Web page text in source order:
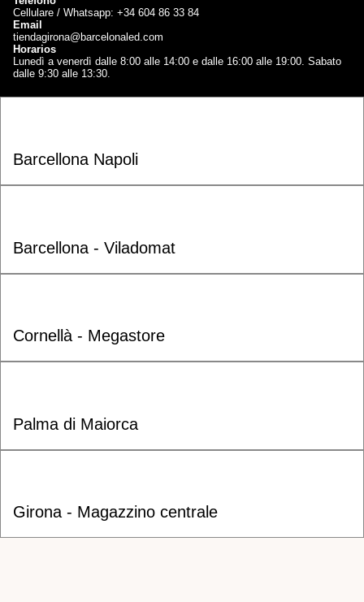
Cellulare / Whatsapp: +34 604 86 33 84
Email
tiendagirona@barcelonaled.com
Horarios
Lunedì a venerdì dalle 8:00 alle 14:00 e dalle 16:00 alle 19:00. Sabato
dalle 9:30 alle 13:30.
Barcellona Napoli
Barcellona - Viladomat
Cornellà - Megastore
Palma di Maiorca
Girona - Magazzino centrale